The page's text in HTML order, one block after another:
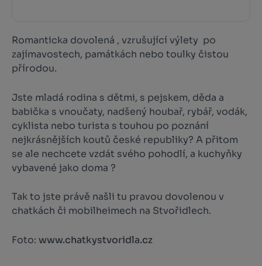
Romanticka dovolená , vzrušující výlety po
zajímavostech, památkách nebo toulky čistou
přírodou.
Jste mladá rodina s dětmi, s pejskem, děda a
babička s vnoučaty, nadšený houbař, rybář, vodák,
cyklista nebo turista s touhou po poznání
nejkrásnějších koutů české republiky? A přitom
se ale nechcete vzdát svého pohodlí, a kuchyňky
vybavené jako doma ?
Tak to jste právě našli tu pravou dovolenou v
chatkách či mobilheimech na Stvořidlech.
Foto: www.chatkystvoridla.cz